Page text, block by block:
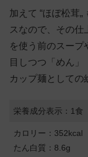
加えて “ほぼ松茸
スなので、その
を使う前のスープ
目しつつ「めん」
カップ麺としての
栄養成分表示：1食
カロリー：352kcal
たん白質：8.6g